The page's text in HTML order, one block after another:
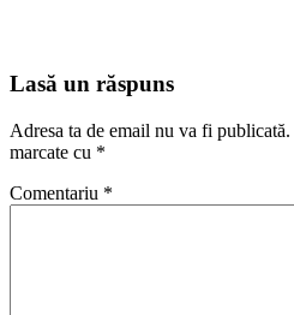
Lasă un răspuns
Adresa ta de email nu va fi publicată.
marcate cu *
Comentariu *